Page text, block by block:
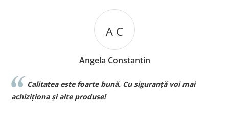
A C
Angela Constantin
Calitatea este foarte bună. Cu siguranță voi mai
achiziționa și alte produse!